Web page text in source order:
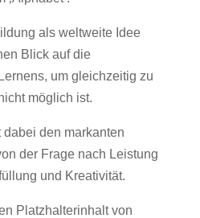
als weltweite Idee
Blick auf die
um gleichzeitig zu
möglich ist.
den markanten
der Frage nach Leistung
und Kreativität.
Platzhalterinhalt von